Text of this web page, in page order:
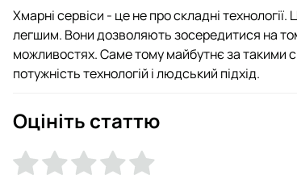
Хмарні сервіси - це не про складні
легшим. Вони дозволяють зосередитися на
можливостях. Саме тому майбутнє за такими
потужність технологій і людський підхід.
Оцініть статтю